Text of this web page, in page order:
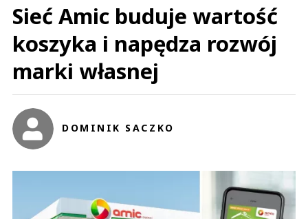
Sieć Amic buduje wartość
koszyka i napędza rozwój
marki własnej
DOMINIK SACZKO